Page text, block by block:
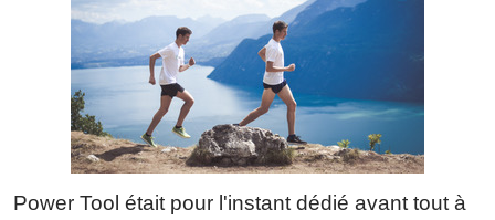
Power Tool était pour l'instant dédié avant tout à